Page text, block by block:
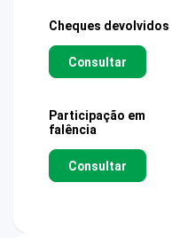
Cheques devolvidos
Consultar
Participação em
falência
Consultar